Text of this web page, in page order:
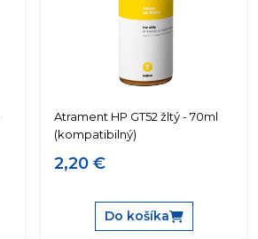
Atrament HP GT52 žltý - 70ml
(kompatibilný)
2,20 €
Do košíka